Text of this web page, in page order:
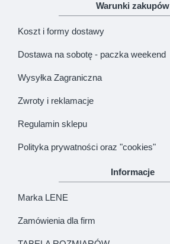
Warunki zakupów
Koszt i formy dostawy
Dostawa na sobotę - paczka weekend
Wysyłka Zagraniczna
Zwroty i reklamacje
Regulamin sklepu
Polityka prywatności oraz "cookies"
Informacje
Marka LENE
Zamówienia dla firm